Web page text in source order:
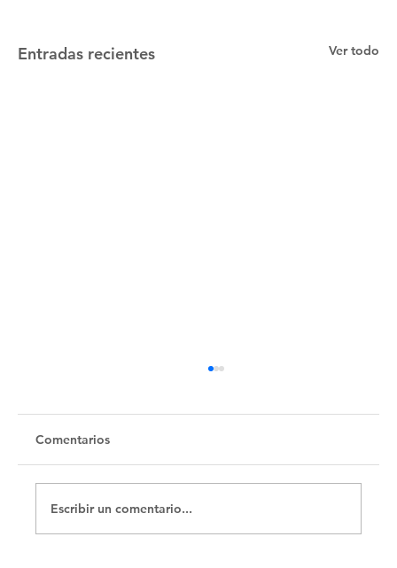
Entradas recientes Ver todo
Comentarios
Escribir un comentario...